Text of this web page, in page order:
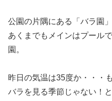
公園の片隅にある「バラ園」
あくまでもメインはプール
園。
昨日の気温は35度か・・・
バラを見る季節じゃない！